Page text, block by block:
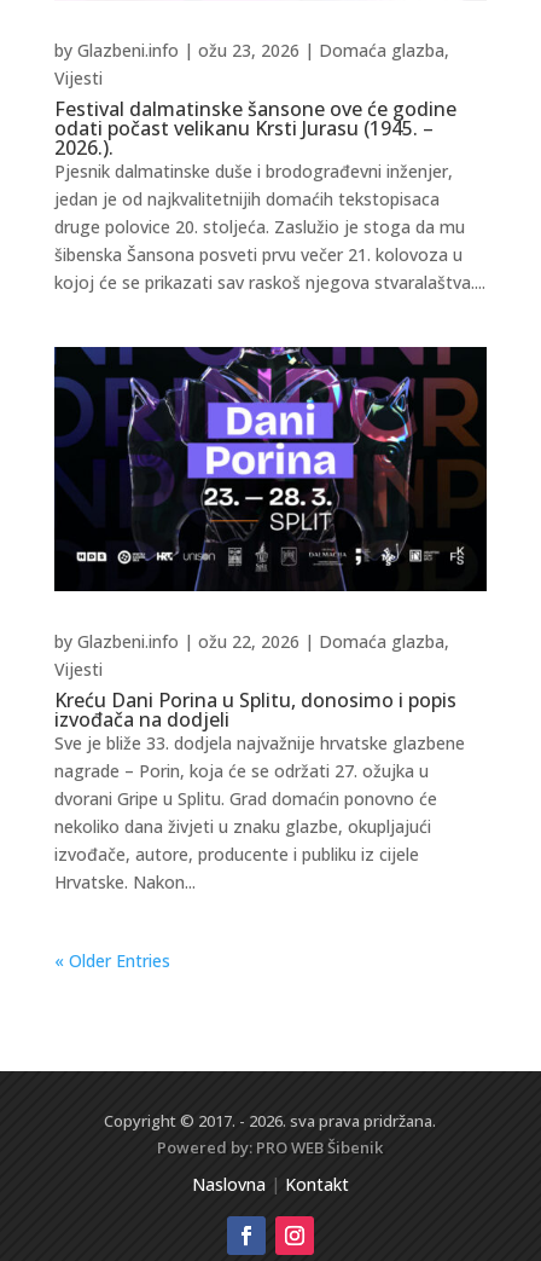
Festival dalmatinske šansone ove će godine
odati počast velikanu Krsti Jurasu (1945. –
2026.).
by Glazbeni.info | ožu 23, 2026 | Domaća glazba,
Vijesti
Pjesnik dalmatinske duše i brodograđevni inženjer,
jedan je od najkvalitetnijih domaćih tekstopisaca
druge polovice 20. stoljeća. Zaslužio je stoga da mu
šibenska Šansona posveti prvu večer 21. kolovoza u
kojoj će se prikazati sav raskoš njegova stvaralaštva....
Kreću Dani Porina u Splitu, donosimo i popis
izvođača na dodjeli
by Glazbeni.info | ožu 22, 2026 | Domaća glazba,
Vijesti
Sve je bliže 33. dodjela najvažnije hrvatske glazbene
nagrade – Porin, koja će se održati 27. ožujka u
dvorani Gripe u Splitu. Grad domaćin ponovno će
nekoliko dana živjeti u znaku glazbe, okupljajući
izvođače, autore, producente i publiku iz cijele
Hrvatske. Nakon...
« Older Entries
Copyright © 2017. - 2026. sva prava pridržana.
Powered by: PRO WEBŠibenik
Naslovna| Kontakt